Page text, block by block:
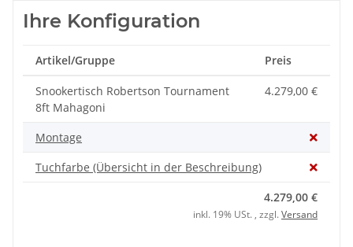
Ihre Konfiguration
Artikel/Gruppe Preis
Snookertisch Robertson Tournament
8ft Mahagoni
4.279,00 €
Montage
Tuchfarbe (Übersicht in der Beschreibung)
4.279,00 €
inkl. 19% USt. , zzgl.Versand